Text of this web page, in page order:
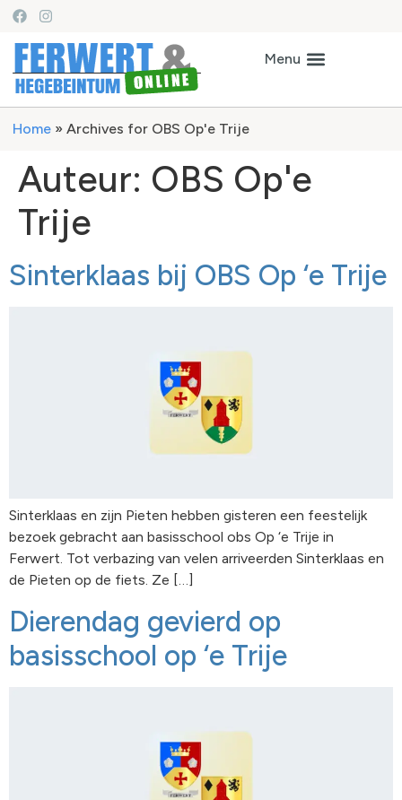
Home » Archives for OBS Op'e Trije
Auteur: OBS Op'e
Trije
Sinterklaas bij OBS Op ‘e Trije
Sinterklaas en zijn Pieten hebben gisteren een feestelijk
bezoek gebracht aan basisschool obs Op ‘e Trije in
Ferwert. Tot verbazing van velen arriveerden Sinterklaas en
de Pieten op de fiets. Ze […]
Dierendag gevierd op
basisschool op ‘e Trije